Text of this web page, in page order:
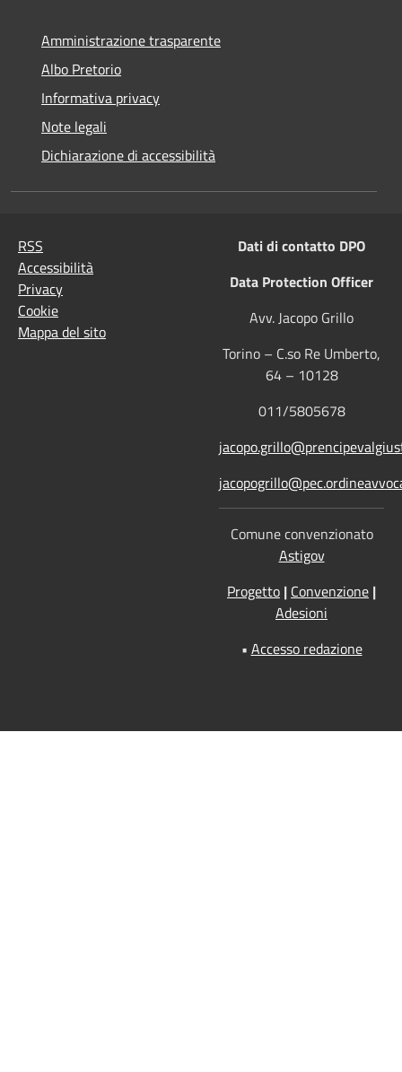
Amministrazione trasparente
Albo Pretorio
Informativa privacy
Note legali
Dichiarazione di accessibilità
RSS
Accessibilità
Privacy
Cookie
Mappa del sito
Dati di contatto DPO
Data Protection Officer
Avv. Jacopo Grillo
Torino – C.so Re Umberto,
64 – 10128
011/5805678
Comune convenzionato
Astigov
Progetto | Convenzione |
Adesioni
• Accesso redazione